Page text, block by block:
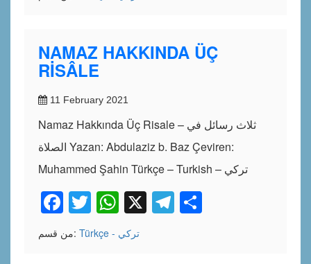
NAMAZ HAKKINDA ÜÇ
RİSÂLE
11 February 2021
Namaz Hakkında Üç Risale – ثلاث رسائل في
الصلاة Yazan: Abdulaziz b. Baz Çeviren:
Muhammed Şahin Türkçe – Turkish – تركي
Facebook
Twitter
WhatsApp
X Telegram
من قسم: Türkçe - تركي